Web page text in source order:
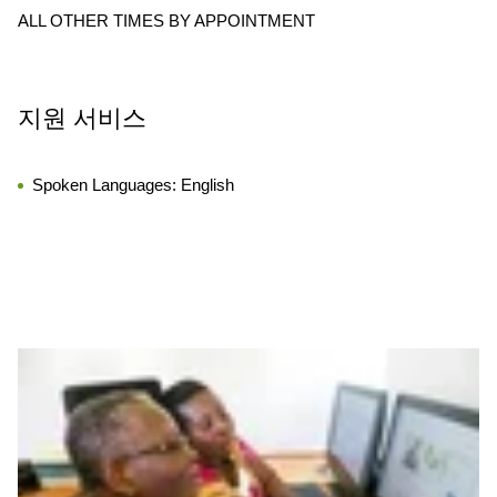
ALL OTHER TIMES BY APPOINTMENT
지원 서비스
Spoken Languages: English